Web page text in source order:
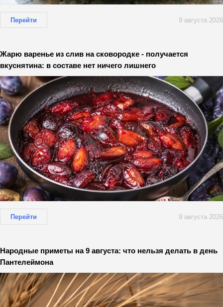
Перейти 9 августа 2026
Жарю варенье из слив на сковородке - получается
вкуснятина: в составе нет ничего лишнего
Перейти 9 августа 2026
Народные приметы на 9 августа: что нельзя делать в день
Пантелеймона